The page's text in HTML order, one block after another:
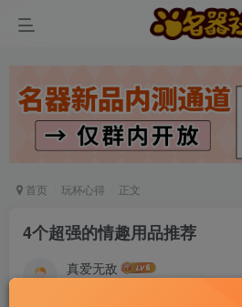
首页 玩杯心得 正文
4个超强的情趣用品推荐
真爱无敌